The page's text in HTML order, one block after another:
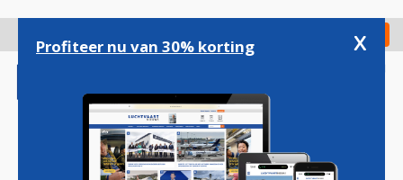
gaan
Check in
Profiteer nu van 30% korting x